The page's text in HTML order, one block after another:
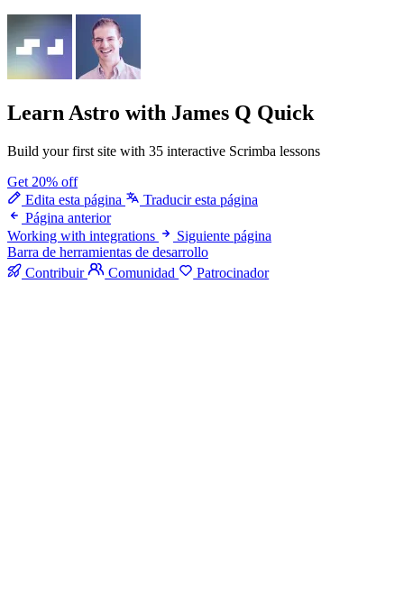
Learn Astro with James Q Quick
Build your first site with 35 interactive Scrimba lessons
Get 20% off
Edita esta página
Traducir esta página
Página anterior
Working with integrations
Siguiente página
Barra de herramientas de desarrollo
Contribuir
Comunidad Patrocinador